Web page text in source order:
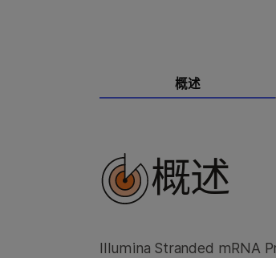
概述
概述
Illumina Stranded mRNA